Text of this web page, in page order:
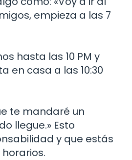
empieza a las 7
hasta las 10 PM y
en casa a las 10:30
te mandaré un
llegue.» Esto
y que estás